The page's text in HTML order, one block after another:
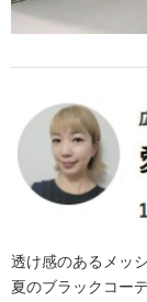
透け感のあるメッ
夏のブラックコーデ